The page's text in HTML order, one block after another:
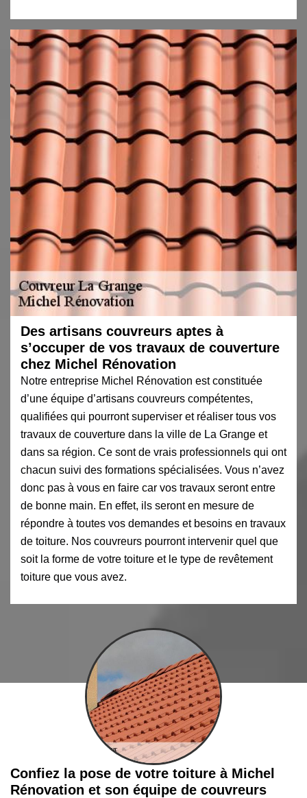
Des artisans couvreurs aptes à
s’occuper de vos travaux de couverture
chez Michel Rénovation
Notre entreprise Michel Rénovation est constituée
d’une équipe d’artisans couvreurs compétentes,
qualifiées qui pourront superviser et réaliser tous vos
travaux de couverture dans la ville de La Grange et
dans sa région. Ce sont de vrais professionnels qui ont
chacun suivi des formations spécialisées. Vous n’avez
donc pas à vous en faire car vos travaux seront entre
de bonne main. En effet, ils seront en mesure de
répondre à toutes vos demandes et besoins en travaux
de toiture. Nos couvreurs pourront intervenir quel que
soit la forme de votre toiture et le type de revêtement
toiture que vous avez.
Confiez la pose de votre toiture à Michel
Rénovation et son équipe de couvreurs